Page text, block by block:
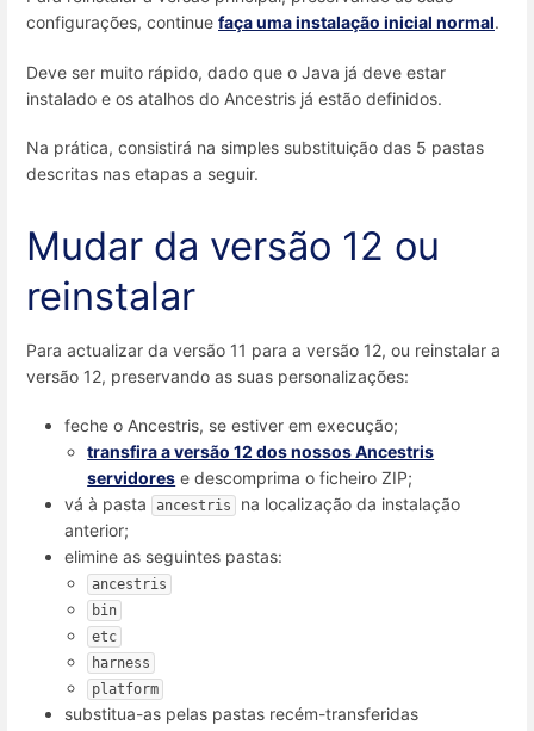
configurações, continue faça uma instalação inicial normal.
Deve ser muito rápido, dado que o Java já deve estar
instalado e os atalhos do Ancestris já estão definidos.
Na prática, consistirá na simples substituição das 5 pastas
descritas nas etapas a seguir.
Mudar da versão 12 ou
reinstalar
Para actualizar da versão 11 para a versão 12, ou reinstalar a
versão 12, preservando as suas personalizações:
feche o Ancestris, se estiver em execução;
transfira a versão 12 dos nossos Ancestris
servidores e descomprima o ficheiro ZIP;
vá à pasta
ancestris
na localização da instalação
anterior;
elimine as seguintes pastas:
ancestris
bin
etc
harness
platform
substitua-as pelas pastas recém-transferidas